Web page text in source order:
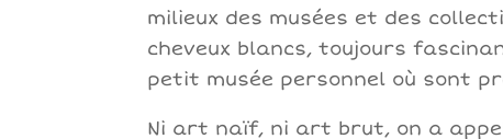
milieux des musées et des
cheveux blancs, toujours
petit musée personnel où sont
Ni art naïf, ni art brut, on a